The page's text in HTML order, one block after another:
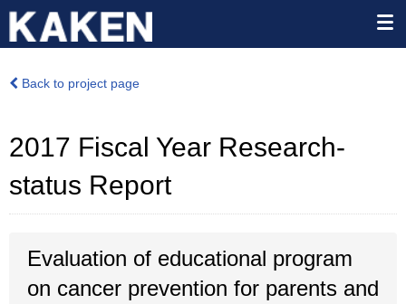
Back to project page
2017 Fiscal Year Research-
status Report
Evaluation of educational program
on cancer prevention for parents and